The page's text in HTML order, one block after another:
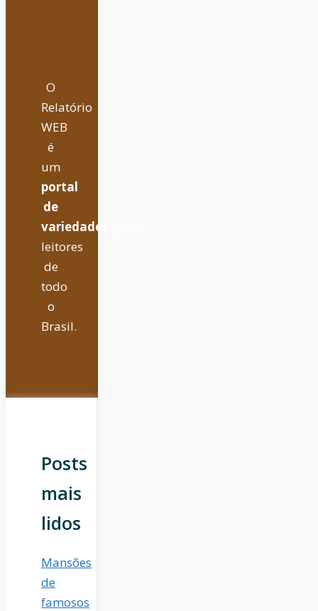
O
Relatório
WEB
é
um
portal
de
variedades
leitores
de
todo
o
Brasil.
Posts
mais
lidos
Mansões
de
famosos